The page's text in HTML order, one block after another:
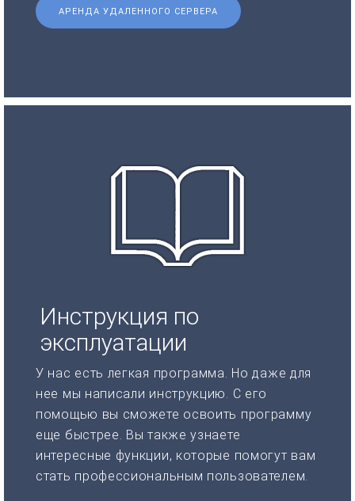
АРЕНДА УДАЛЕННОГО СЕРВЕРА
Инструкция по
эксплуатации
У нас есть легкая программа. Но даже для
нее мы написали инструкцию. С его
помощью вы сможете освоить программу
еще быстрее. Вы также узнаете
интересные функции, которые помогут вам
стать профессиональным пользователем.